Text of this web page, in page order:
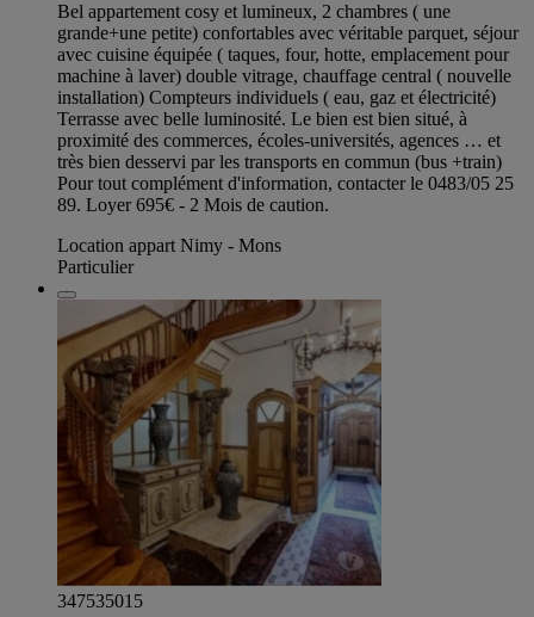
Bel appartement cosy et lumineux, 2 chambres ( une
grande+une petite) confortables avec véritable parquet, séjour
avec cuisine équipée ( taques, four, hotte, emplacement pour
machine à laver) double vitrage, chauffage central ( nouvelle
installation) Compteurs individuels ( eau, gaz et électricité)
Terrasse avec belle luminosité. Le bien est bien situé, à
proximité des commerces, écoles-universités, agences … et
très bien desservi par les transports en commun (bus +train)
Pour tout complément d'information, contacter le 0483/05 25
89. Loyer 695€ - 2 Mois de caution.
Location appart Nimy - Mons
Particulier
347535015